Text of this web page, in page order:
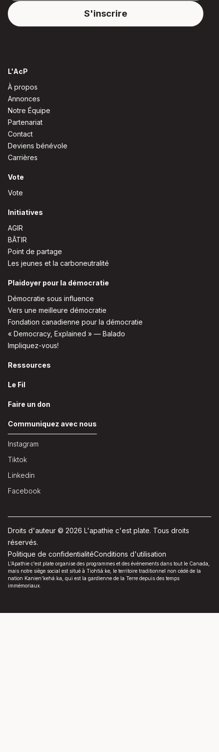
L'AcP
À propos
Annonces
Notre Équipe
Partenariat
Contact
Deviens bénévole
Carrières
Vote
Vote
Initiatives
AGIR
BÂTIR
Point de partage
Les jeunes et la carboneutralité
Plaidoyer pour la démocratie
Démocratie sous influence
Vers une meilleure démocratie
Fondation canadienne pour la démocratie
« Democracy, Explained » — Balado
Impliquez-vous!
Ressources
Le Fil
Faire un don
Communiquez avec nous
Instagram
Tiktok
Linkedin
Facebook
Droits d'auteur © 2026 L'apathie c'est plate. Tous droits
réservés.
Politique de confidentialitéConditions d'utilisation
L'Apathie c'est plate organise des programmes et des événements dans tout le Canada,
mais notre siège social est situé à Tiohtiá:ke, le territoire traditionnel non cédé de la
nation Kanien'kehá:ka, qui est la gardienne de la Terre depuis des temps
immémoriaux.